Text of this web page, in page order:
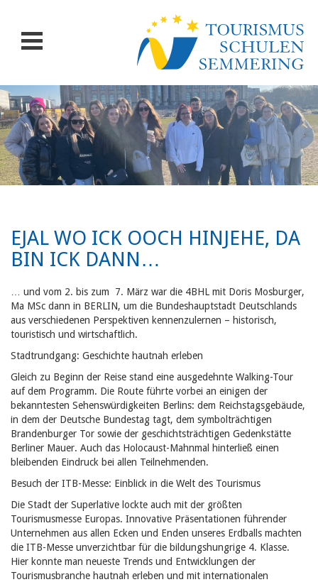
EJAL WO ICK OOCH HINJEHE, DA
BIN ICK DANN…
… und vom 2. bis zum 7. März war die 4BHL mit Doris Mosburger,
Ma MSc dann in BERLIN, um die Bundeshauptstadt Deutschlands
aus verschiedenen Perspektiven kennenzulernen – historisch,
touristisch und wirtschaftlich.
Stadtrundgang: Geschichte hautnah erleben
Gleich zu Beginn der Reise stand eine ausgedehnte Walking-Tour
auf dem Programm. Die Route führte vorbei an einigen der
bekanntesten Sehenswürdigkeiten Berlins: dem Reichstagsgebäude,
in dem der Deutsche Bundestag tagt, dem symbolträchtigen
Brandenburger Tor sowie der geschichtsträchtigen Gedenkstätte
Berliner Mauer. Auch das Holocaust-Mahnmal hinterließ einen
bleibenden Eindruck bei allen Teilnehmenden.
Besuch der ITB-Messe: Einblick in die Welt des Tourismus
Die Stadt der Superlative lockte auch mit der größten
Tourismusmesse Europas. Innovative Präsentationen führender
Unternehmen aus allen Ecken und Enden unseres Erdballs machten
die ITB-Messe unverzichtbar für die bildungshungrige 4. Klasse.
Hier konnte man neueste Trends und Entwicklungen der
Tourismusbranche hautnah erleben und mit internationalen